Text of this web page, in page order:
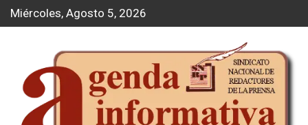
Miércoles, Agosto 5, 2026